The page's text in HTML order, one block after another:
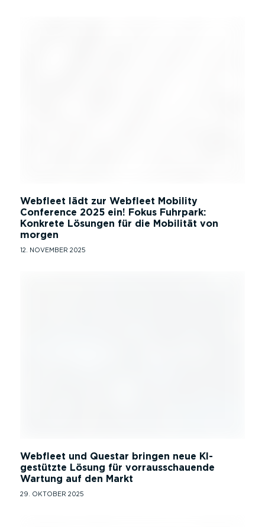
Webfleet lädt zur Webfleet Mobility
Conference 2025 ein! Fokus Fuhrpark:
Konkrete Lösungen für die Mobilität von
morgen
12. NOVEMBER 2025
Webfleet und Questar bringen neue KI-
gestützte Lösung für vorrausschauende
Wartung auf den Markt
29. OKTOBER 2025